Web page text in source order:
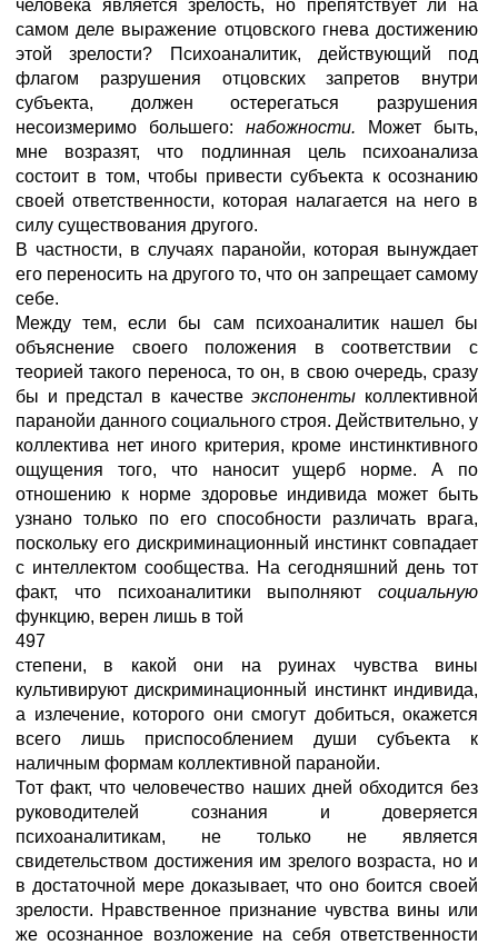
человека является зрелость, но препятствует ли на
самом деле выражение отцовского гнева достижению
этой зрелости? Психоаналитик, действующий под
флагом разрушения отцовских запретов внутри
субъекта, должен остерегаться разрушения
несоизмеримо большего: набожности.
Может быть,
мне возразят, что подлинная цель психоанализа
состоит в том, чтобы привести субъекта к осознанию
своей ответственности, которая налагается на него в
силу существования другого.
В частности, в случаях паранойи, которая вынуждает
его переносить на другого то, что он запрещает самому
себе.
Между тем, если бы сам психоаналитик нашел бы
объяснение своего положения в соответствии с
теорией такого переноса, то он, в свою очередь, сразу
бы и предстал в качествеэкспоненты коллективной
паранойи данного социального строя. Действительно, у
коллектива нет иного критерия, кроме инстинктивного
ощущения того, что наносит ущерб норме. А по
отношению к норме здоровье индивида может быть
узнано только по его способности различать врага,
поскольку его дискриминационный инстинкт совпадает
с интеллектом сообщества. На сегодняшний день тот
факт, что психоаналитики выполняют социальную
функцию, верен лишь в той
497
степени, в какой они на руинах чувства вины
культивируют дискриминационный инстинкт индивида,
а излечение, которого они смогут добиться, окажется
всего лишь приспособлением души субъекта к
наличным формам коллективной паранойи.
Тот факт, что человечество наших дней обходится без
руководителей сознания и доверяется
психоаналитикам, не только не является
свидетельством достижения им зрелого возраста, но и
в достаточной мере доказывает, что оно боится своей
зрелости. Нравственное признание чувства вины или
же осознанное возложение на себя ответственности